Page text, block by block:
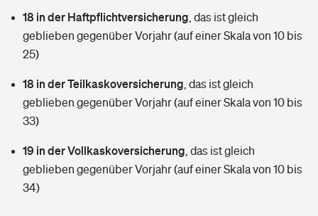
Wer versichert was: Jetzt Versicherer finden
Sie haben Fragen?
Mietkautionsversicherung
Restkreditversicherung
Zur Übersicht
Tools
Kinderinvalidität
Hundehalter-Haftpflicht
Handyversicherung
Tierkrankenversicherung
Zur Übersicht
Tools
Wer versichert was: Jetzt Versicherer finden
Sie haben Fragen?
18 in der Haftpflichtversicherung das ist gleich
geblieben gegenüber Vorjahr (auf einer Skala von 10 bis
25)
18 in der Teilkaskoversicherung das ist gleich
geblieben gegenüber Vorjahr (auf einer Skala von 10 bis
33)
19 in der Vollkaskoversicherung das ist gleich
geblieben gegenüber Vorjahr (auf einer Skala von 10 bis
34)